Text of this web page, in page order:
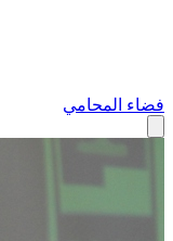
فضاء المحامي